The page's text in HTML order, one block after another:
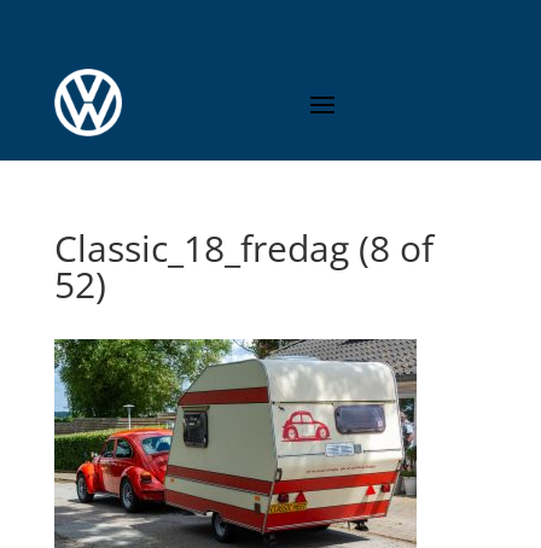
Classic_18_fredag (8 of
52)